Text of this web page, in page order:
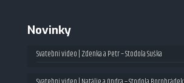
Novinky
Svatební video | Zdenka a Petr – Stodola Suška